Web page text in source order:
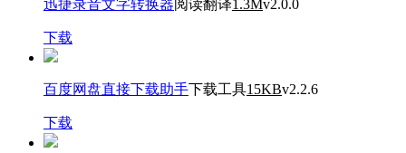
迅捷录音文字转换器 阅读翻译1.3Mv2.0.0
下载
百度网盘直接下载助手下载工具15KBv2.2.6
下载